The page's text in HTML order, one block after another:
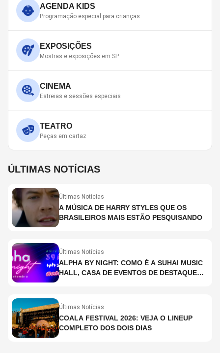
AGENDA KIDS
Programação especial para crianças
EXPOSIÇÕES
Mostras e exposições em SP
CINEMA
Estreias e sessões especiais
TEATRO
Peças em cartaz
ÚLTIMAS NOTÍCIAS
Últimas Notícias
A MÚSICA DE HARRY STYLES QUE OS
BRASILEIROS MAIS ESTÃO PESQUISANDO
Últimas Notícias
ALPHA BY NIGHT: COMO É A SUHAI MUSIC
HALL, CASA DE EVENTOS DE DESTAQUE
Últimas Notícias
COALA FESTIVAL 2026: VEJA O LINEUP
COMPLETO DOS DOIS DIAS